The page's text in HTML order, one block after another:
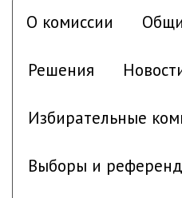
О комиссии
Решения
Избирательные
Выборы и